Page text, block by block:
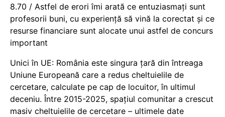
8.70 / Astfel de erori îmi arată ce entuziasmați sunt
profesorii buni, cu experiență să vină la corectat și ce
resurse financiare sunt alocate unui astfel de concurs
important
Unici în UE: România este singura țară din întreaga
Uniune Europeană care a redus cheltuielile de
cercetare, calculate pe cap de locuitor, în ultimul
deceniu. Între 2015-2025, spațiul comunitar a crescut
masiv cheltuielile de cercetare – ultimele date